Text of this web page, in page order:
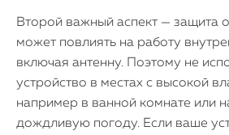
Второй важный аспект — защита
может повлиять на работу
включая антенну. Поэтому не
устройство в местах с высокой
например в ванной комнате или
дождливую погоду. Если ваше